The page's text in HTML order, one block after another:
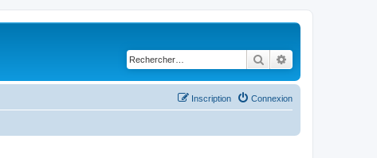
Rechercher
Connexion
Inscription